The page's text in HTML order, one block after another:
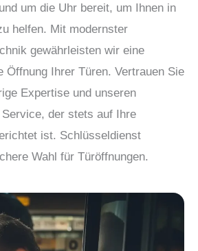
um die Uhr bereit, um Ihnen in
helfen. Mit modernster
gewährleisten wir eine
Öffnung Ihrer Türen. Vertrauen Sie
Expertise und unseren
der stets auf Ihre
ist. Schlüsseldienst
Wahl für Türöffnungen.